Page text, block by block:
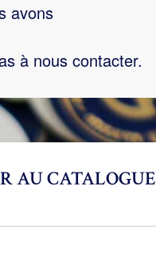
avons
à nous contacter.
AU CATALOGUE